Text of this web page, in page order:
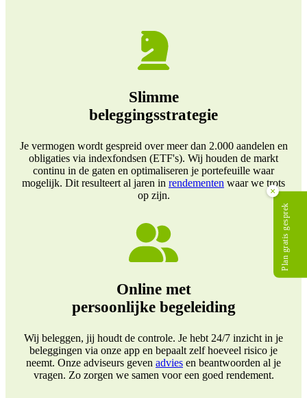
Slimme
beleggingsstrategie
Je vermogen wordt gespreid over meer dan 2.000 aandelen en
obligaties via indexfondsen (ETF's). Wij houden de markt
continu in de gaten en optimaliseren je portefeuille waar
mogelijk. Dit resulteert al jaren in rendementen waar we trots
op zijn.
Online met
persoonlijke begeleiding
Wij beleggen, jij houdt de controle. Je hebt 24/7 inzicht in je
beleggingen via onze app en bepaalt zelf hoeveel risico je
neemt. Onze adviseurs geven advies en beantwoorden al je
vragen. Zo zorgen we samen voor een goed rendement.
×
Plan gratis gesprek